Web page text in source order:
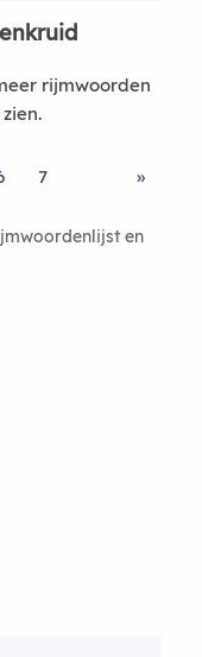
rijmwoorden
7 »
en